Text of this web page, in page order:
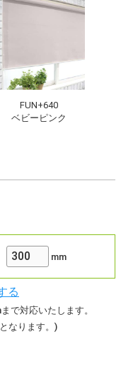
FUN+640
ベビーピンク
mm
る
で対応いたします。
なります。)